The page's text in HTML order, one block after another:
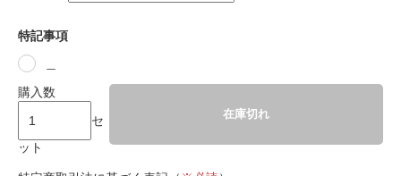
特記事項
購入数
セ
ット
在庫切れ